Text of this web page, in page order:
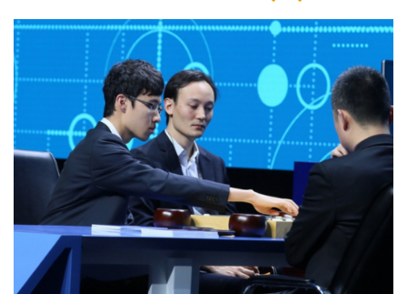
遊戲動漫
教學評測
EduTech
IT Times
生成式AI與雲端應用
Enterprise Digital Transformation
特集